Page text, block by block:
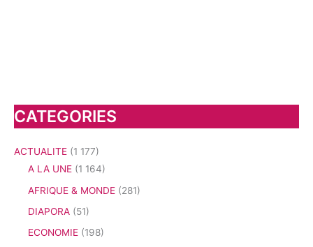
CATEGORIES
ACTUALITE (1 177)
A LA UNE (1 164)
AFRIQUE & MONDE (281)
DIAPORA (51)
ECONOMIE (198)